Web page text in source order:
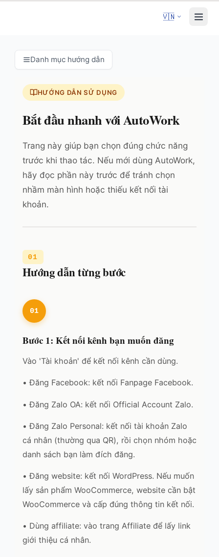
🇻🇳
Danh mục hướng dẫn
HƯỚNG DẪN SỬ DỤNG
Bắt đầu nhanh với AutoWork
Trang này giúp bạn chọn đúng chức năng
trước khi thao tác. Nếu mới dùng AutoWork,
hãy đọc phần này trước để tránh chọn
nhầm màn hình hoặc thiếu kết nối tài
khoản.
01
Hướng dẫn từng bước
01
Bước 1: Kết nối kênh bạn muốn đăng
Vào 'Tài khoản' để kết nối kênh cần dùng.
• Đăng Facebook: kết nối Fanpage Facebook.
• Đăng Zalo OA: kết nối Official Account Zalo.
• Đăng Zalo Personal: kết nối tài khoản Zalo
cá nhân (thường qua QR), rồi chọn nhóm hoặc
danh sách bạn làm đích đăng.
• Đăng website: kết nối WordPress. Nếu muốn
lấy sản phẩm WooCommerce, website cần bật
WooCommerce và cấp đúng thông tin kết nối.
• Dùng affiliate: vào trang Affiliate để lấy link
giới thiệu cá nhân.